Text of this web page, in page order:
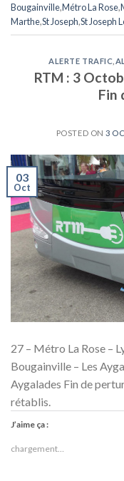
Bougainville,Métro La Rose,
Marthe,St Joseph,St Joseph
ALERTE TRAFIC
RTM : 3
Fin
POSTED ON3
03
Oct
27 – Métro La Rose –
Bougainville – Les
Aygalades Fin de
rétablis.
J’aime ça :
chargement…